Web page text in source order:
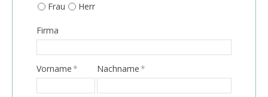
Frau Herr
Firma
Vorname* Nachname*